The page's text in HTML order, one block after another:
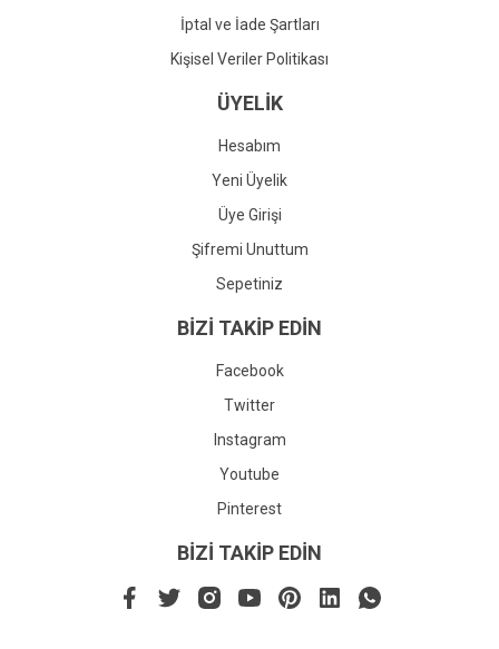
İptal ve İade Şartları
Kişisel Veriler Politikası
ÜYELİK
Hesabım
Yeni Üyelik
Üye Girişi
Şifremi Unuttum
Sepetiniz
BİZİ TAKİP EDİN
Facebook
Twitter
Instagram
Youtube
Pinterest
BİZİ TAKİP EDİN